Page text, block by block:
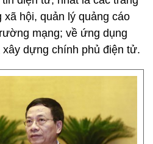
hội, quản lý quảng cáo
mạng; về ứng dụng
dựng chính phủ điện tử.